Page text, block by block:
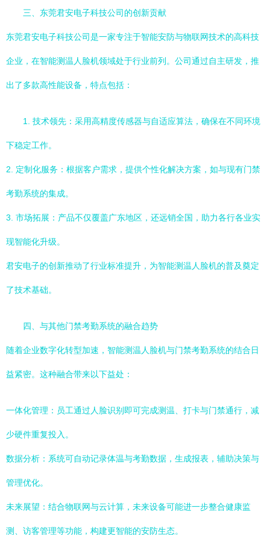
三、东莞君安电子科技公司的创新贡献
东莞君安电子科技公司是一家专注于智能安防与物联网技术的高科技
企业，在智能测温人脸机领域处于行业前列。公司通过自主研发，推
出了多款高性能设备，特点包括：
1. 技术领先：采用高精度传感器与自适应算法，确保在不同环境
下稳定工作。
2. 定制化服务：根据客户需求，提供个性化解决方案，如与现有门禁
考勤系统的集成。
3. 市场拓展：产品不仅覆盖广东地区，还远销全国，助力各行各业实
现智能化升级。
君安电子的创新推动了行业标准提升，为智能测温人脸机的普及奠定
了技术基础。
四、与其他门禁考勤系统的融合趋势
随着企业数字化转型加速，智能测温人脸机与门禁考勤系统的结合日
益紧密。这种融合带来以下益处：
一体化管理：员工通过人脸识别即可完成测温、打卡与门禁通行，减
少硬件重复投入。
数据分析：系统可自动记录体温与考勤数据，生成报表，辅助决策与
管理优化。
未来展望：结合物联网与云计算，未来设备可能进一步整合健康监
测、访客管理等功能，构建更智能的安防生态。